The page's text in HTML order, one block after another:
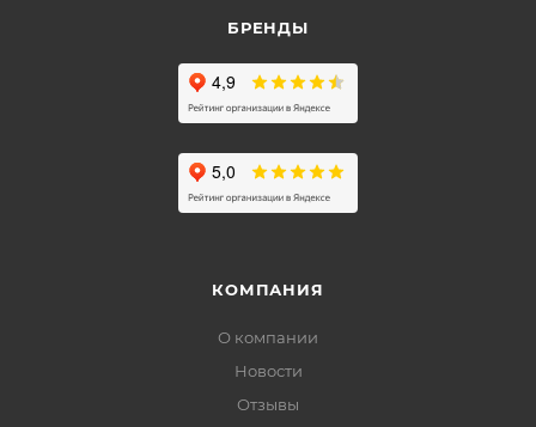
БРЕНДЫ
КОМПАНИЯ
О компании
Новости
Отзывы